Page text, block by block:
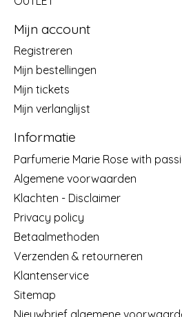
Mijn account
Registreren
Mijn bestellingen
Mijn tickets
Mijn verlanglijst
Informatie
Parfumerie Marie Rose with
Algemene voorwaarden
Klachten - Disclaimer
Privacy policy
Betaalmethoden
Verzenden & retourneren
Klantenservice
Sitemap
Nieuwbrief algemene